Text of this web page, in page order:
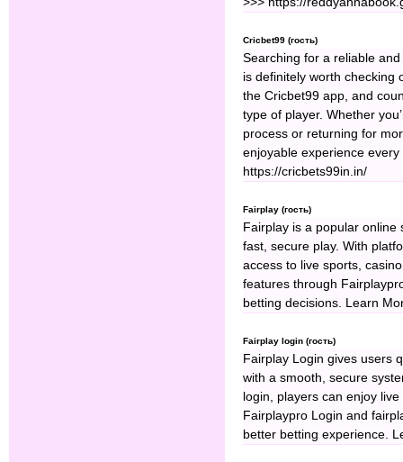
Cricbet99 (гость)
Searching for a reliable
is definitely worth checking
the Cricbet99 app, and
type of player. Whether
process or returning for
enjoyable experience
https://cricbets99in.in/
Fairplay (гость)
Fairplay is a popular
fast, secure play. With
access to live sports,
features through
betting decisions. Learn
Fairplay login (гость)
Fairplay Login gives users
with a smooth, secure
login, players can enjoy
Fairplaypro Login and
better betting experience.